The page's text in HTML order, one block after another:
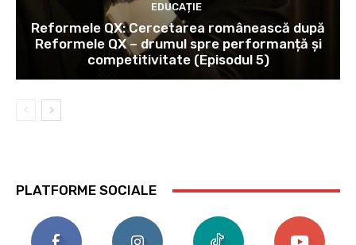
EDUCAȚIE
Reformele QX: Cercetarea românească după
Reformele QX – drumul spre performanță și
competitivitate (Episodul 5)
PLATFORME SOCIALE